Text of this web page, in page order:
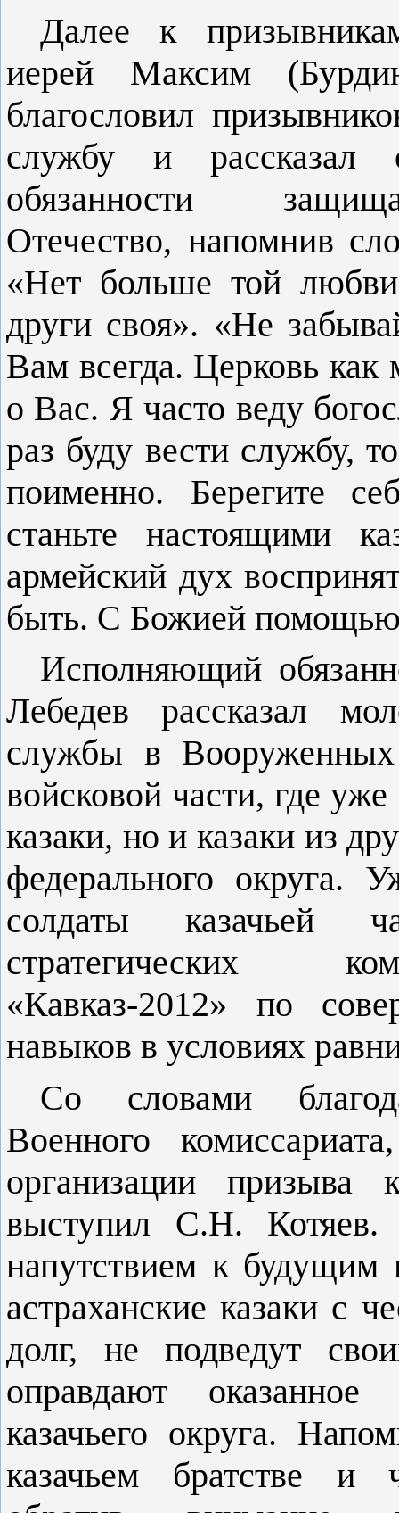
Далее к
иерей Максим
благословил
службу и рассказал
обязанности
Отечество, напомнив
«Нет больше той
други своя». «Не
Вам всегда. Церковь как
о Вас. Я часто веду
раз буду вести службу,
поименно. Берегите
станьте настоящими
армейский дух
быть. С Божией
Исполняющий
Лебедев рассказал
службы в
войсковой части, где
казаки, но и казаки из
федерального округа.
солдаты казачьей
стратегических
«Кавказ-2012» по
навыков в условиях
Со словами
Военного
организации призыва
выступил С.Н.
напутствием к будущим
астраханские казаки с
долг, не подведут
оправдают
казачьего округа.
казачьем братстве и